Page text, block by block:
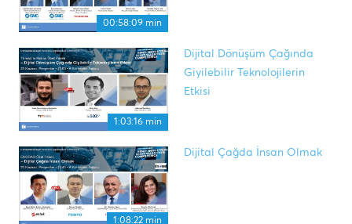
00:58:09 min
1:03:16 min
Dijital Dönüşüm Çağında
Giyilebilir Teknolojilerin
Etkisi
1:08:22 min
Dijital Çağda İnsan Olmak